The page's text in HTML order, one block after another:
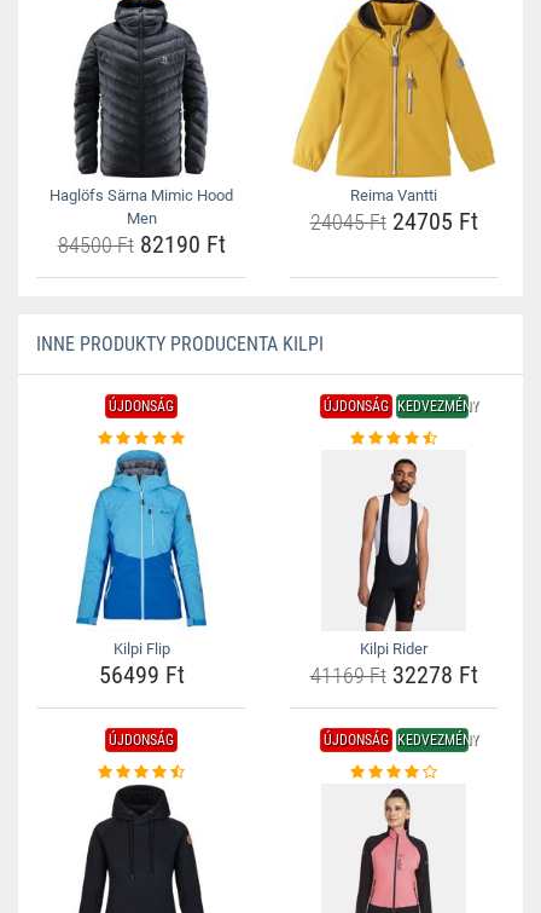
Haglöfs Särna Mimic Hood
Men
84500 Ft82190 Ft
Reima Vantti
24045 Ft24705 Ft
INNE PRODUKTY PRODUCENTA KILPI
ÚJDONSÁG
Kilpi Flip
56499 Ft
ÚJDONSÁG KEDVEZMÉNY
Kilpi Rider
41169 Ft32278 Ft
ÚJDONSÁG ÚJDONSÁG KEDVEZMÉNY